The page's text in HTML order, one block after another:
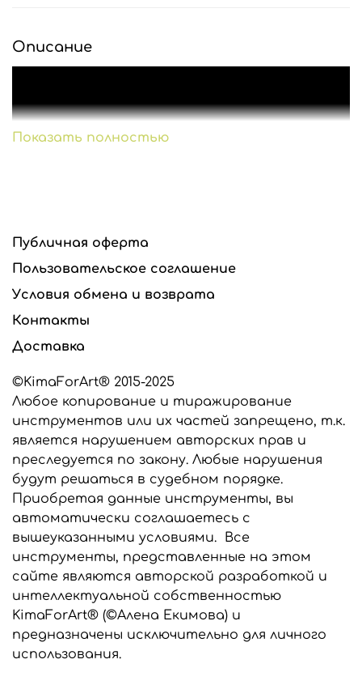
Описание
Инструменты для реалистичной флористики
использования при создании цветов.
Все вайнеры и каттеры подходят для
флористических самозатвердевающих глин,
запекаемых глин, сахарной мастики и шоколада.
Молды можно замораживать и запекать вместе с
глиной.
Все инструменты изготавливаются из
высококачественного сырья производства США и
стран Евросоюза.
Если вам нужны вайнеры для работы с фоамираном
или универсальные вайнеры для работы с глиной и
фоамираном, сообщите об этом в комментарии к
заказу, мы выберем подходящий силикон для
изготовления ваших инструментов.
Все инструменты, представленные в этом
интернет-магазине являются разработкой
Показать полностью
Публичная оферта
Пользовательское соглашение
Условия обмена и возврата
Контакты
Доставка
©KimaForArt® 2015-2025
Любое копирование и тиражирование
инструментов или их частей запрещено, т.к.
является нарушением авторских прав и
преследуется по закону. Любые нарушения
будут решаться в судебном порядке.
Приобретая данные инструменты, вы
автоматически соглашаетесь с
вышеуказанными условиями. Все
инструменты, представленные на этом
сайте являются авторской разработкой и
интеллектуальной собственностью
KimaForArt® (©Алена Екимова) и
предназначены исключительно для личного
использования.